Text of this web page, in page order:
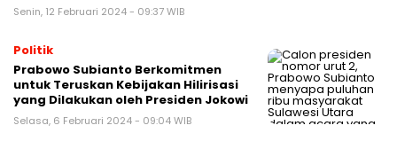
Senin, 12 Februari 2024 - 09:37 WIB
Politik
Prabowo Subianto Berkomitmen
untuk Teruskan Kebijakan Hilirisasi
yang Dilakukan oleh Presiden Jokowi
Selasa, 6 Februari 2024 - 09:04 WIB